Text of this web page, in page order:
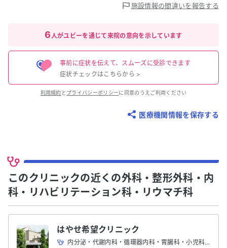
施設情報の間違いを報告する
6 人がユビーを通じて来院の意向を示しています
事前に症状を伝えて、スムーズに受診できます
症状チェックはこちらから >
利用規約 と プライバシーポリシーに同意のうえご利用ください
医療機関情報を保存する
このクリニックの近くの外科・整形外科・内
科・リハビリテーション科・リウマチ科
はやせ希望クリニック
内分泌・代謝内科・循環器内科・胃腸科・小児科・整形外科・糖尿病内分泌科・呼吸器内科・リハビリテーション科・内科・糖尿病内科・外科